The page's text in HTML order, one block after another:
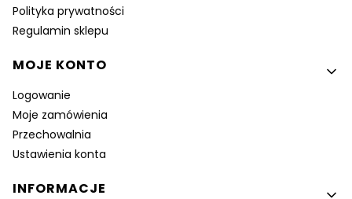
Polityka prywatności
Regulamin sklepu
MOJE KONTO
Logowanie
Moje zamówienia
Przechowalnia
Ustawienia konta
INFORMACJE